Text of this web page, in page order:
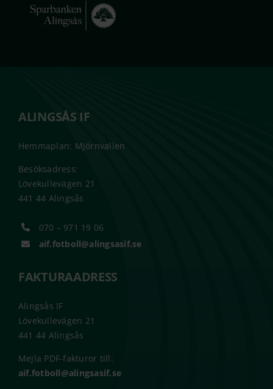
ALINGSÅS IF
Hemmaplan: Mjörnvallen
Besöksadress:
Lövekullevägen 21
441 44 Alingsås
070 – 971 19 06
aif.fotboll@alingsasif.se
FAKTURAADRESS
Alingsås IF
Lövekullevägen 21
441 44 Alingsås
Mejla PDF-fakturor till:
aif.fotboll@alingsasif.se